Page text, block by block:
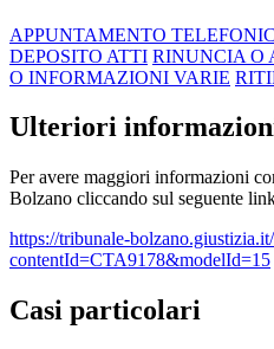
APPUNTAMENTO
DEPOSITO ATTI RINUNCIA O
O INFORMAZIONI VARIE
Ulteriori
Per avere maggiori informazioni
Bolzano cliccando sul seguente
https://tribunale-
contentId=CTA9178&modelId=15
Casi particolari